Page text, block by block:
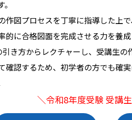
作図プロセスを丁寧に指導した上
的に合格図面を完成させる力を養成
き方からレクチャーし、受講生の
確認するため、初学者の方でも確
＼令和8年度受験 受講